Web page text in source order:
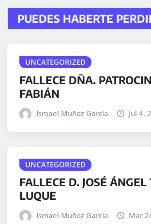
PUEDES HABERTE
UNCATEGORIZED
FALLECE DÑA.
FABIÁN
Ismael Muñoz Garcia Jul 4,
UNCATEGORIZED
FALLECE D. JOSÉ ÁNGEL
LUQUE
Ismael Muñoz Garcia Mar